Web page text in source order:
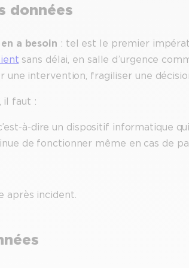
données
a besoin : tel est le premier
sans délai, en salle d’urgence
intervention, fragiliser une
il faut :
à-dire un dispositif informatique
de fonctionner même en cas de
après incident.